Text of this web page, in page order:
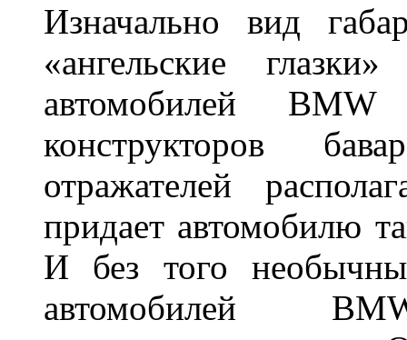
Изначально вид
«ангельские
автомобилей
конструкторов
отражателей
придает автомобилю
И без того
автомобилей